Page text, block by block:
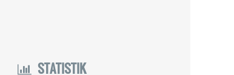
STATISTIK